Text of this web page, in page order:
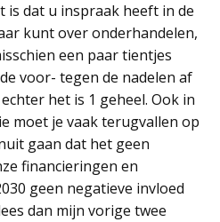
is dat u inspraak heeft in de
kunt over onderhandelen,
een paar tientjes
voor- tegen de nadelen af
het is 1 geheel. Ook in
moet je vaak terugvallen op
gaan dat het geen
financieringen en
geen negatieve invloed
dan mijn vorige twee